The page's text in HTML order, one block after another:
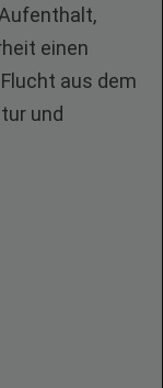
einen
aus dem
und